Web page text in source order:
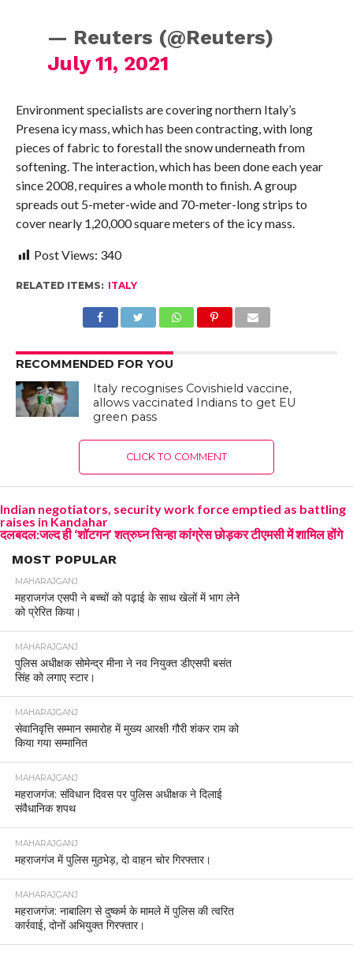
— Reuters (@Reuters)
July 11, 2021
Environment specialists are covering northern Italy’s
Presena icy mass, which has been contracting, with long
pieces of fabric to forestall the snow underneath from
softening. The interaction, which has been done each year
since 2008, requires a whole month to finish. A group
spreads out 5-meter-wide and 70-meter-long strips to
cover nearly 1,20,000 square meters of the icy mass.
Post Views: 340
RELATED ITEMS: ITALY
RECOMMENDED FOR YOU
Italy recognises Covishield vaccine,
allows vaccinated Indians to get EU
green pass
CLICK TO COMMENT
Indian negotiators, security work force emptied as battling
raises in Kandahar
दलबदल:जल्द ही ‘शॉटगन’ शत्रुघ्न सिन्हा कांग्रेस छोड़कर टीएमसी में शामिल होंगे
MOST POPULAR
MAHARAJGANJ
महराजगंज एसपी ने बच्चों को पढ़ाई के साथ खेलों में भाग लेने
को प्रेरित किया।
MAHARAJGANJ
पुलिस अधीक्षक सोमेन्द्र मीना ने नव नियुक्त डीएसपी बसंत
सिंह को लगाए स्टार।
MAHARAJGANJ
सेवानिवृत्ति सम्मान समारोह में मुख्य आरक्षी गौरी शंकर राम को
किया गया सम्मानित
MAHARAJGANJ
महराजगंज: संविधान दिवस पर पुलिस अधीक्षक ने दिलाई
संवैधानिक शपथ
MAHARAJGANJ
महराजगंज में पुलिस मुठभेड़, दो वाहन चोर गिरफ्तार।
MAHARAJGANJ
महराजगंज: नाबालिग से दुष्कर्म के मामले में पुलिस की त्वरित
कार्रवाई, दोनों अभियुक्त गिरफ्तार।